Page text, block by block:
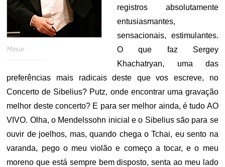
Masur
registros absolutamente
entusiasmantes,
sensacionais, estimulantes.
O que faz Sergey
Khachatryan, uma das
preferências mais radicais deste que vos escreve, no
Concerto de Sibelius? Putz, onde encontrar uma gravação
melhor deste concerto? E para ser melhor ainda, é tudo AO
VIVO. Olha, o Mendelssohn inicial e o Sibelius são para se
ouvir de joelhos, mas, quando chega o Tchai, eu sento na
varanda, pego o meu violão e começo a tocar, e o meu
moreno que está sempre bem disposto, senta ao meu lado